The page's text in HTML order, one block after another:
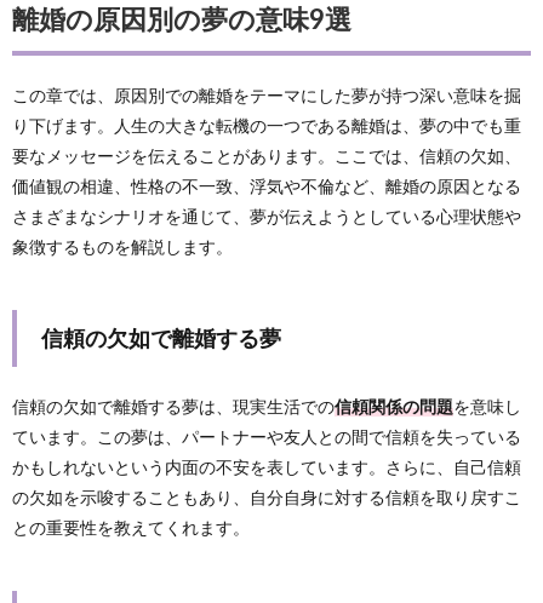
離婚の原因別の夢の意味9選
この章では、原因別での離婚をテーマにした夢が持つ深い意味を掘
り下げます。人生の大きな転機の一つである離婚は、夢の中でも重
要なメッセージを伝えることがあります。ここでは、信頼の欠如、
価値観の相違、性格の不一致、浮気や不倫など、離婚の原因となる
さまざまなシナリオを通じて、夢が伝えようとしている心理状態や
象徴するものを解説します。
信頼の欠如で離婚する夢
信頼の欠如で離婚する夢は、現実生活での信頼関係の問題を意味し
ています。この夢は、パートナーや友人との間で信頼を失っている
かもしれないという内面の不安を表しています。さらに、自己信頼
の欠如を示唆することもあり、自分自身に対する信頼を取り戻すこ
との重要性を教えてくれます。